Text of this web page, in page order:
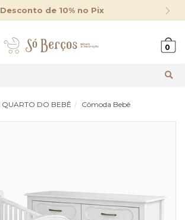
Desconto de 10% no Pix
0
QUARTO DO BEBÊ Cômoda Bebê